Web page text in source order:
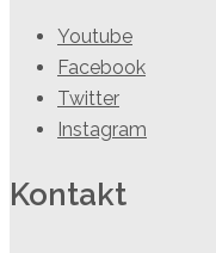
Youtube
Facebook
Twitter
Instagram
Kontakt